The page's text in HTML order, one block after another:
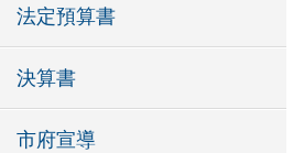
法定預算書
決算書
市府宣導